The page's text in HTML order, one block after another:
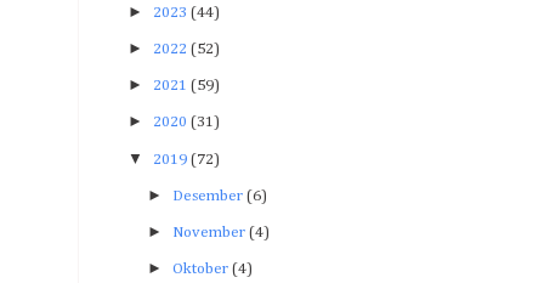
► 2023 (44)
► 2022 (52)
► 2021 (59)
► 2020 (31)
▼ 2019 (72)
► Desember (6)
► November (4)
► Oktober (4)